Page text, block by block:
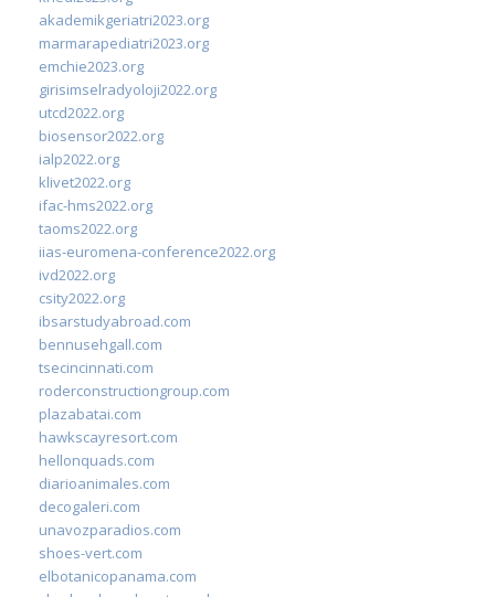
akademikgeriatri2023.org
marmarapediatri2023.org
emchie2023.org
girisimselradyoloji2022.org
utcd2022.org
biosensor2022.org
ialp2022.org
klivet2022.org
ifac-hms2022.org
taoms2022.org
iias-euromena-conference2022.org
ivd2022.org
csity2022.org
ibsarstudyabroad.com
bennusehgall.com
tsecincinnati.com
roderconstructiongroup.com
plazabatai.com
hawkscayresort.com
hellonquads.com
diarioanimales.com
decogaleri.com
unavozparadios.com
shoes-vert.com
elbotanicopanama.com